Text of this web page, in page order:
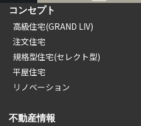
コンセプト
高級住宅(GRAND LIV)
注文住宅
規格型住宅(セレクト型)
平屋住宅
リノベーション
不動産情報